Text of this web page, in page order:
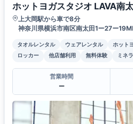
ホットヨガスタジオ LAVA南
上大岡駅から車で8分
神奈川県横浜市南区南太田1ー27ー
タオルレンタル ウェアレンタル ホット
ロッカー
他店舗利用 無料体験 ミネ
営業時間
ー